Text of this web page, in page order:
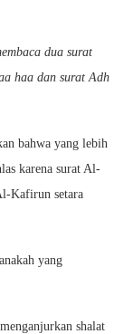
dua surat
haa dan surat Adh
bahwa yang lebih
karena surat Al-
Kafirun setara
yang
shalat